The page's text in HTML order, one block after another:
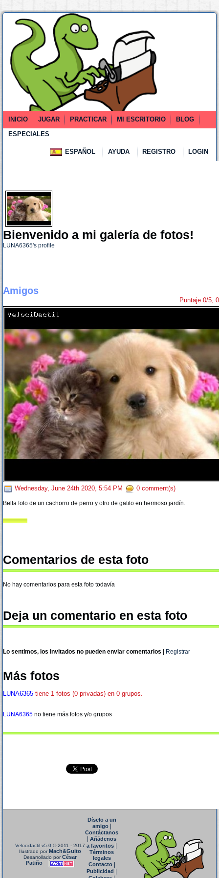
INICIO JUGAR PRACTICAR MI ESCRITORIO
BLOG
ESPECIALES
ESPAÑOL AYUDA REGISTRO LOGIN
Bienvenido a mi galería de fotos!
LUNA6365's profile
Amigos
Puntaje 0/5,
Wednesday, June 24th 2020, 5:54 PM 0 comment(s)
Bella foto de un cachorro de perro y otro de gatito en hermoso jardín.
Comentarios de esta foto
No hay comentarios para esta foto todavía
Deja un comentario en esta foto
Lo sentimos, los invitados no pueden enviar comentarios Registrar
Más fotos
LUNA6365 tiene 1 fotos (0 privadas) en 0 grupos.
LUNA6365 no tiene más fotos y/o grupos
Velocidactil v5.0 © 2011 - 2017
Ilustrado porMach&Guito
Desarrollado porCésar
Patiño
Díselo a un
amigo|
Contáctanos
Añádenos
a favoritos
Términos
legales
Contacto|
Publicidad